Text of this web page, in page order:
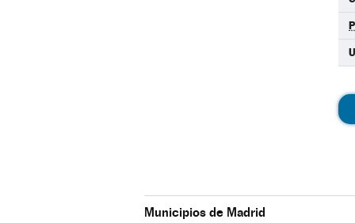
Municipios de Madrid